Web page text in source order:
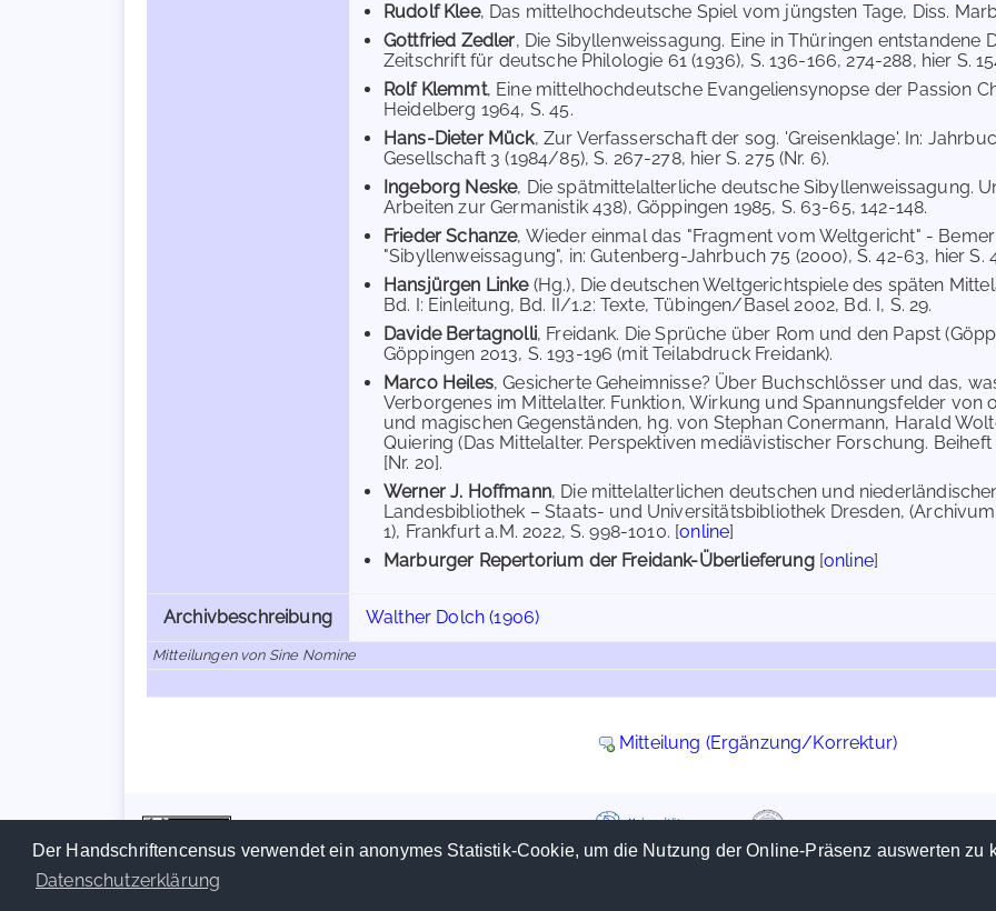
Der Handschriftencensus verwendet ein anonymes Statistik-Cookie, um die Nutzung der Online-Präsenz auswerten zu
Datenschutzerklärung
Rudolf Klee, Das mittelhochdeutsche Spiel vom jüngsten Tage, Diss.
Gottfried Zedler, Die Sibyllenweissagung. Eine in Thüringen entstandene
Zeitschrift für deutsche Philologie 61 (1936), S. 136-166, 274-288, hier S.
Rolf Klemmt, Eine mittelhochdeutsche Evangeliensynopse der Passion
Heidelberg 1964, S. 45.
Hans-Dieter Mück, Zur Verfasserschaft der sog. 'Greisenklage'. In:
Gesellschaft 3 (1984/85), S. 267-278, hier S. 275 (Nr. 6).
Ingeborg Neske, Die spätmittelalterliche deutsche Sibyllenweissagung.
Arbeiten zur Germanistik 438), Göppingen 1985, S. 63-65, 142-148.
Frieder Schanze, Wieder einmal das "Fragment vom Weltgericht" -
"Sibyllenweissagung", in: Gutenberg-Jahrbuch 75 (2000), S. 42-63, hier S.
Hansjürgen Linke (Hg.), Die deutschen Weltgerichtspiele des späten
Bd. I: Einleitung, Bd. II/1.2: Texte, Tübingen/Basel 2002, Bd. I, S. 29.
Davide Bertagnolli, Freidank. Die Sprüche über Rom und den Papst
Göppingen 2013, S. 193-196 (mit Teilabdruck Freidank).
Marco Heiles, Gesicherte Geheimnisse? Über Buchschlösser und das,
Verborgenes im Mittelalter. Funktion, Wirkung und Spannungsfelder von
und magischen Gegenständen, hg. von Stephan Conermann, Harald
Quiering (Das Mittelalter. Perspektiven mediävistischer Forschung. Beiheft
[Nr. 20].
Werner J. Hoffmann, Die mittelalterlichen deutschen und
Landesbibliothek – Staats- und Universitätsbibliothek Dresden,
1), Frankfurt a.M. 2022, S. 998-1010. [online]
Marburger Repertorium der Freidank-Überlieferung[online]
Archivbeschreibung Walther Dolch (1906)
Mitteilungen von Sine Nomine
Mitteilung (Ergänzung/Korrektur)